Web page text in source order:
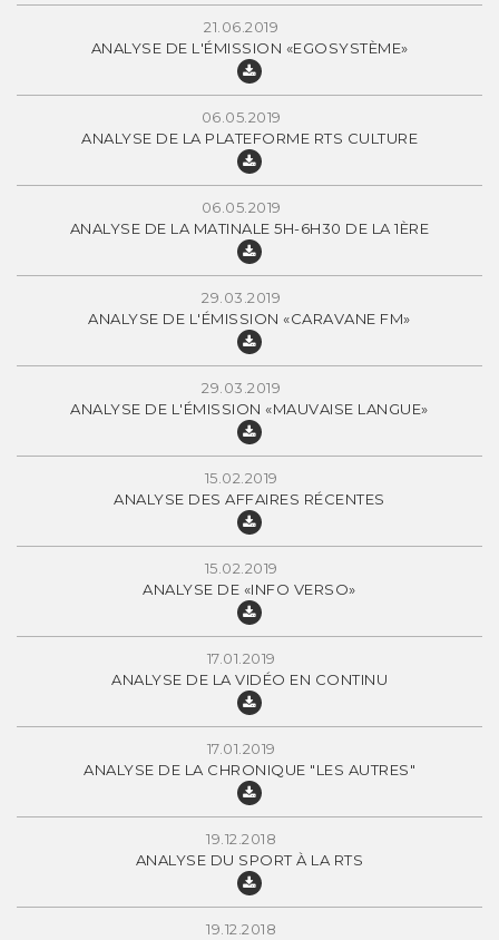
21.06.2019
ANALYSE DE L'ÉMISSION «EGOSYSTÈME»
06.05.2019
ANALYSE DE LA PLATEFORME RTS CULTURE
06.05.2019
ANALYSE DE LA MATINALE 5H-6H30 DE LA 1ÈRE
29.03.2019
ANALYSE DE L'ÉMISSION «CARAVANE FM»
29.03.2019
ANALYSE DE L'ÉMISSION «MAUVAISE LANGUE»
15.02.2019
ANALYSE DES AFFAIRES RÉCENTES
15.02.2019
ANALYSE DE «INFO VERSO»
17.01.2019
ANALYSE DE LA VIDÉO EN CONTINU
17.01.2019
ANALYSE DE LA CHRONIQUE "LES AUTRES"
19.12.2018
ANALYSE DU SPORT À LA RTS
19.12.2018